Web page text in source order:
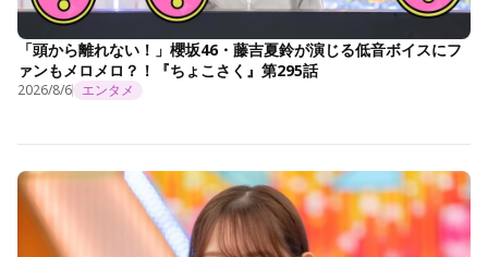
「頭から離れない！」櫻坂46・藤吉夏鈴が演じる低音ボイスにフ
ァンもメロメロ？！『ちょこさく』第295話
2026/8/6 エンタメ